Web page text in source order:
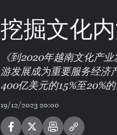
挖掘文化
《到2020年越南文化产
游发展成为重要服务经济
400亿美元的15%至20%的
19/12/2023 20:00